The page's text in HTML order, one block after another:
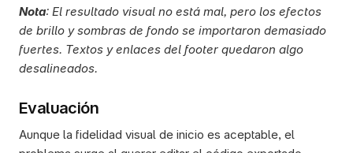
Nota: El resultado visual no está mal, pero los efectos
de brillo y sombras de fondo se importaron demasiado
fuertes. Textos y enlaces del footer quedaron algo
desalineados.
Evaluación
Aunque la fidelidad visual de inicio es aceptable, el